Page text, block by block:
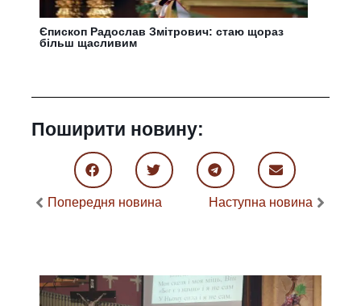
Єпископ Радослав Змітрович: стаю щораз
більш щасливим
Поширити новину:
Попередня новина Наступна новина